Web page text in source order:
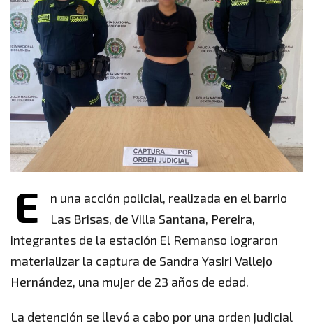
E
n una acción policial, realizada en el barrio
Las Brisas, de Villa Santana, Pereira,
integrantes de la estación El Remanso lograron
materializar la captura de Sandra Yasiri Vallejo
Hernández, una mujer de 23 años de edad.
La detención se llevó a cabo por una orden judicial